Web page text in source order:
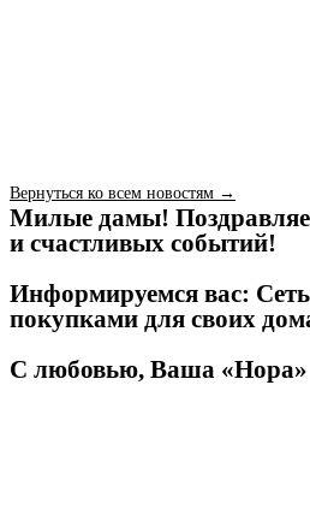
Вернуться ко всем новостям →
Милые дамы!
и счастливых событий!
Информируемся вас:
покупками для своих
С любовью, Ваша «Нора»